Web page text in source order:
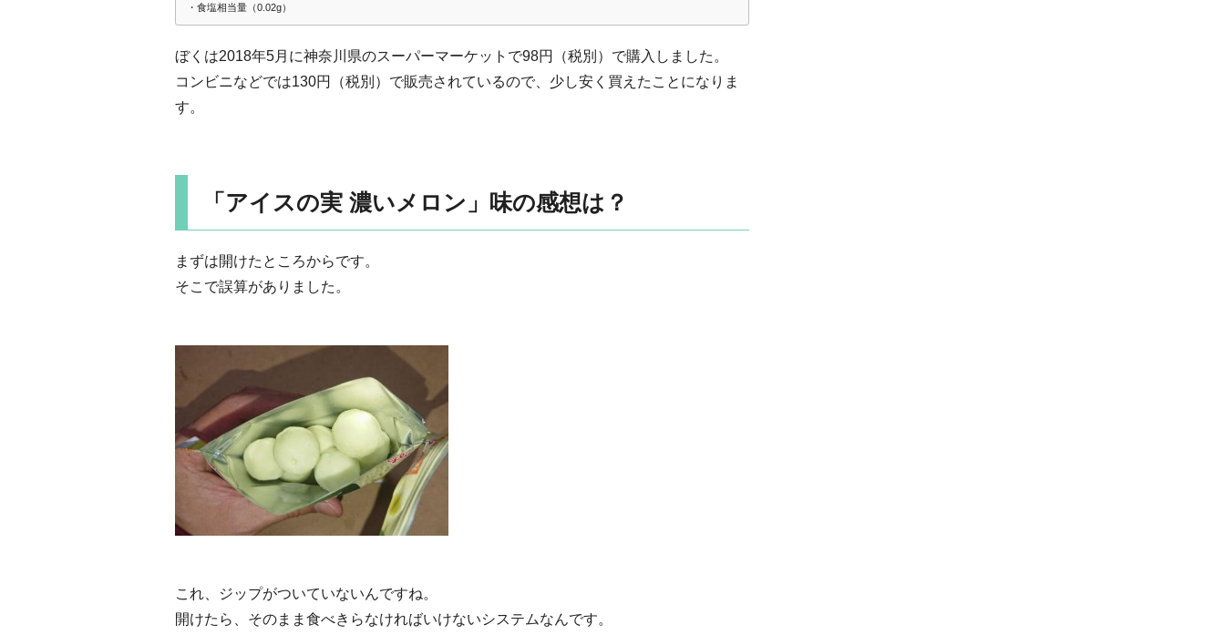
・食塩相当量（0.02g）
ぼくは2018年5月に神奈川県のスーパーマーケットで98円（税別）で購入しました。
コンビニなどでは130円（税別）で販売されているので、少し安く買えたことになりま
す。
「アイスの実 濃いメロン」味の感想は？
まずは開けたところからです。
そこで誤算がありました。
これ、ジップがついていないんですね。
開けたら、そのまま食べきらなければいけないシステムなんです。